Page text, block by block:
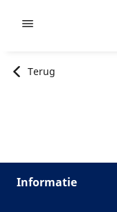
Terug
Informatie